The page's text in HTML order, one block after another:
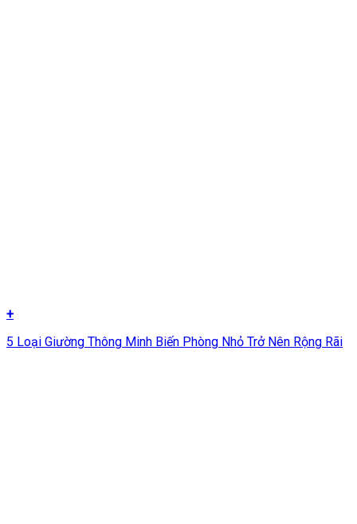
+
5 Loại Giường Thông Minh Biến Phòng Nhỏ Trở Nên Rộng Rãi